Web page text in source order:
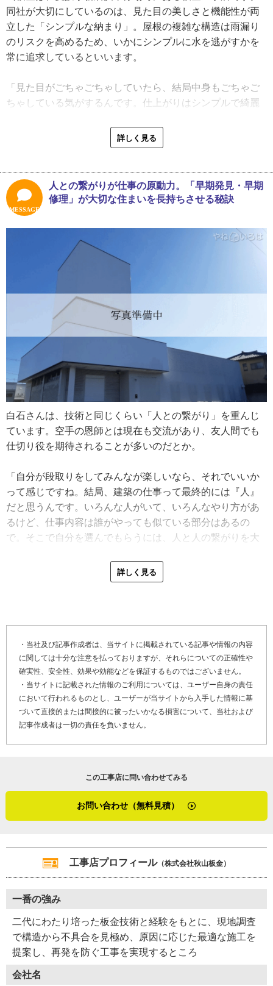
が、義父から強く叱られることはなかったです。良い環境
だったんでしょうね」
白石さんは、自ら考えながら、できることを一つひとつ積
み重ねる忍耐強さをお持ちです。その根底には、中学時代
「とにかく負けたくないんですよね。空手は団体競技じゃ
ないから、負けても人のせいにできない。勝ちたいなら自
分で頑張るしかないっていう気持ちは、そのときに強くな
だ以上は、先代の頃よりも大きくしたいし、周りから見て
も『変わって良くなったな』と思われたい。どこをとって
も上回りたいっていう気持ちはありますね」
2025年3月、白石さんは代表取締役に就任しました。当初は
「まだ早い」という不安もあったものの、「やってみない
と分からない」と前向きに捉えたそうです。現在は立場が
変わったからこそ見える新しい視点で、現場と経営に日々
向き合っています。
同社が大切にしているのは、見た目の美しさと機能性が両
立した「シンプルな納まり」。屋根の複雑な構造は雨漏り
のリスクを高めるため、いかにシンプルに水を逃がすかを
常に追求しているといいます。
「見た目がごちゃごちゃしていたら、結局中身もごちゃご
ちゃしている気がするんです。仕上がりはシンプルで綺麗
ね。段差や重なりを減らして、スムーズに逃がせるかどう
か。リスクを減らすには、それが一番いいと思っていま
最近の施工事例では、築40年になる瓦屋根の軒先に施工さ
れた銅板修理が印象的だったと振り返ります。昔の住宅で
られることも多く、そうした取り合い部分は劣化が進みや
すいそうです。結果として、雨水の流れを複雑にする要因
になりかねないとのこと。
「屋根塗料や別の素材に影響を受けて劣化し、腐食するこ
とがあるんですよ。そのお宅も軒先の前に銅板が一文字葺
きになっていて、無数に穴が開いていたんです。同じ銅板
にすると値段が何倍にもなるので、お客さまにはガルバリ
ウム鋼板への葺き替えを提案しました。一文字葺きで仕上
げて、ルーフィング（防水シート）も敷き直したんです。
お客さまが気にされていた見た目の雰囲気を壊さないよう
こうした「シンプルに水を流す」という考え方は、雨漏り
修理の現場でも変わりません。表面を塞ぐだけでは解決し
なります。
「以前、他の業者さんが塗装をしたのに雨漏りが止まらな
いという相談を受けたことがあります。もともと僕たちは
屋根の中に取り付けられている箱樋の工事で入っていたん
ですが、調べてみるとスレート屋根から雨が漏れていたん
です。最初の段階で、他の工事店さんの見立てが違ってい
愛媛県新居浜市の金属屋根工事について尋ねました。新居
浜市は温暖な気候で、施工に関する条件は特にありませ
ん。一方、隣の四国中央市は風が強い傾向にあり、そうし
た地域では対策でビスを多めに打っているそうです。海に
近い立地ゆえの塩害に対しても、お客さまの予算に合わせ
て最適な材料を選定しています。
※1 取り合い・・・屋根と壁など、部位同士のつなぎ・境
目
※2 カバー工法・・・金属屋根や外壁の重ね張りをするリ
フォーム方法
詳しく見る
MESSAGE
人との繋がりが仕事の原動力。「早期発見・早期
修理」が大切な住まいを長持ちさせる秘訣
白石さんは、技術と同じくらい「人との繋がり」を重んじ
ています。空手の恩師とは現在も交流があり、友人間でも
仕切り役を期待されることが多いのだとか。
「自分が段取りをしてみんなが楽しいなら、それでいいか
って感じですね。結局、建築の仕事って最終的には『人』
だと思うんです。いろんな人がいて、いろんなやり方があ
るけど、仕事内容は誰がやっても似ている部分はあるの
で。そこで自分を選んでもらうには、人と人の繋がりを大
さま、そして屋根リフォームや屋根修理を検討しているお
客さまへメッセージです。
「なるべく早めの工事をおすすめします。まだ大丈夫と放
置していても、良いことは一つもないんです。早めに手を
打てば中の下地を活かせるし、結果として安く済みます。
今は資材の値段も上がり続けているので、『やっておけば
インタビュー中、白石さんは終始快く、難しい質問にも丁
と、繋がりの大切さを体現する姿勢に、頼もしさを感じる
（2026年4月取材）
詳しく見る
・当社及び記事作成者は、当サイトに掲載されている記事や情報の内容
に関しては十分な注意を払っておりますが、それらについての正確性や
確実性、安全性、効果や効能などを保証するものではございません。
・当サイトに記載された情報のご利用については、ユーザー自身の責任
において行われるものとし、ユーザーが当サイトから入手した情報に基
づいて直接的または間接的に被ったいかなる損害について、当社および
記事作成者は一切の責任を負いません。
この工事店に問い合わせてみる
お問い合わせ（無料見積）
工事店プロフィール（株式会社秋山板金）
一番の強み
二代にわたり培った板金技術と経験をもとに、現地調査
で構造から不具合を見極め、原因に応じた最適な施工を
提案し、再発を防ぐ工事を実現するところ
会社名